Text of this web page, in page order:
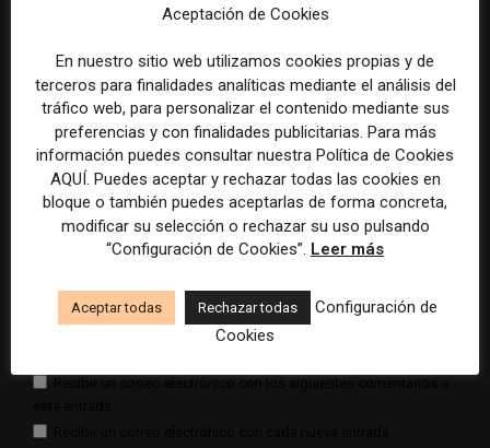
Comentario:
Guardar mis datos para la próxima vez que comente
Recibir un correo electrónico con los siguientes comentarios a
Aceptación de Cookies
En nuestro sitio web utilizamos cookies propias y de
terceros para finalidades analíticas mediante el análisis del
tráfico web, para personalizar el contenido mediante sus
preferencias y con finalidades publicitarias. Para más
información puedes consultar nuestra Política de Cookies
AQUÍ. Puedes aceptar y rechazar todas las cookies en
bloque o también puedes aceptarlas de forma concreta,
modificar su selección o rechazar su uso pulsando
“Configuración de Cookies”. Leer más
Aceptar todas Rechazar todas
Configuración de
Cookies